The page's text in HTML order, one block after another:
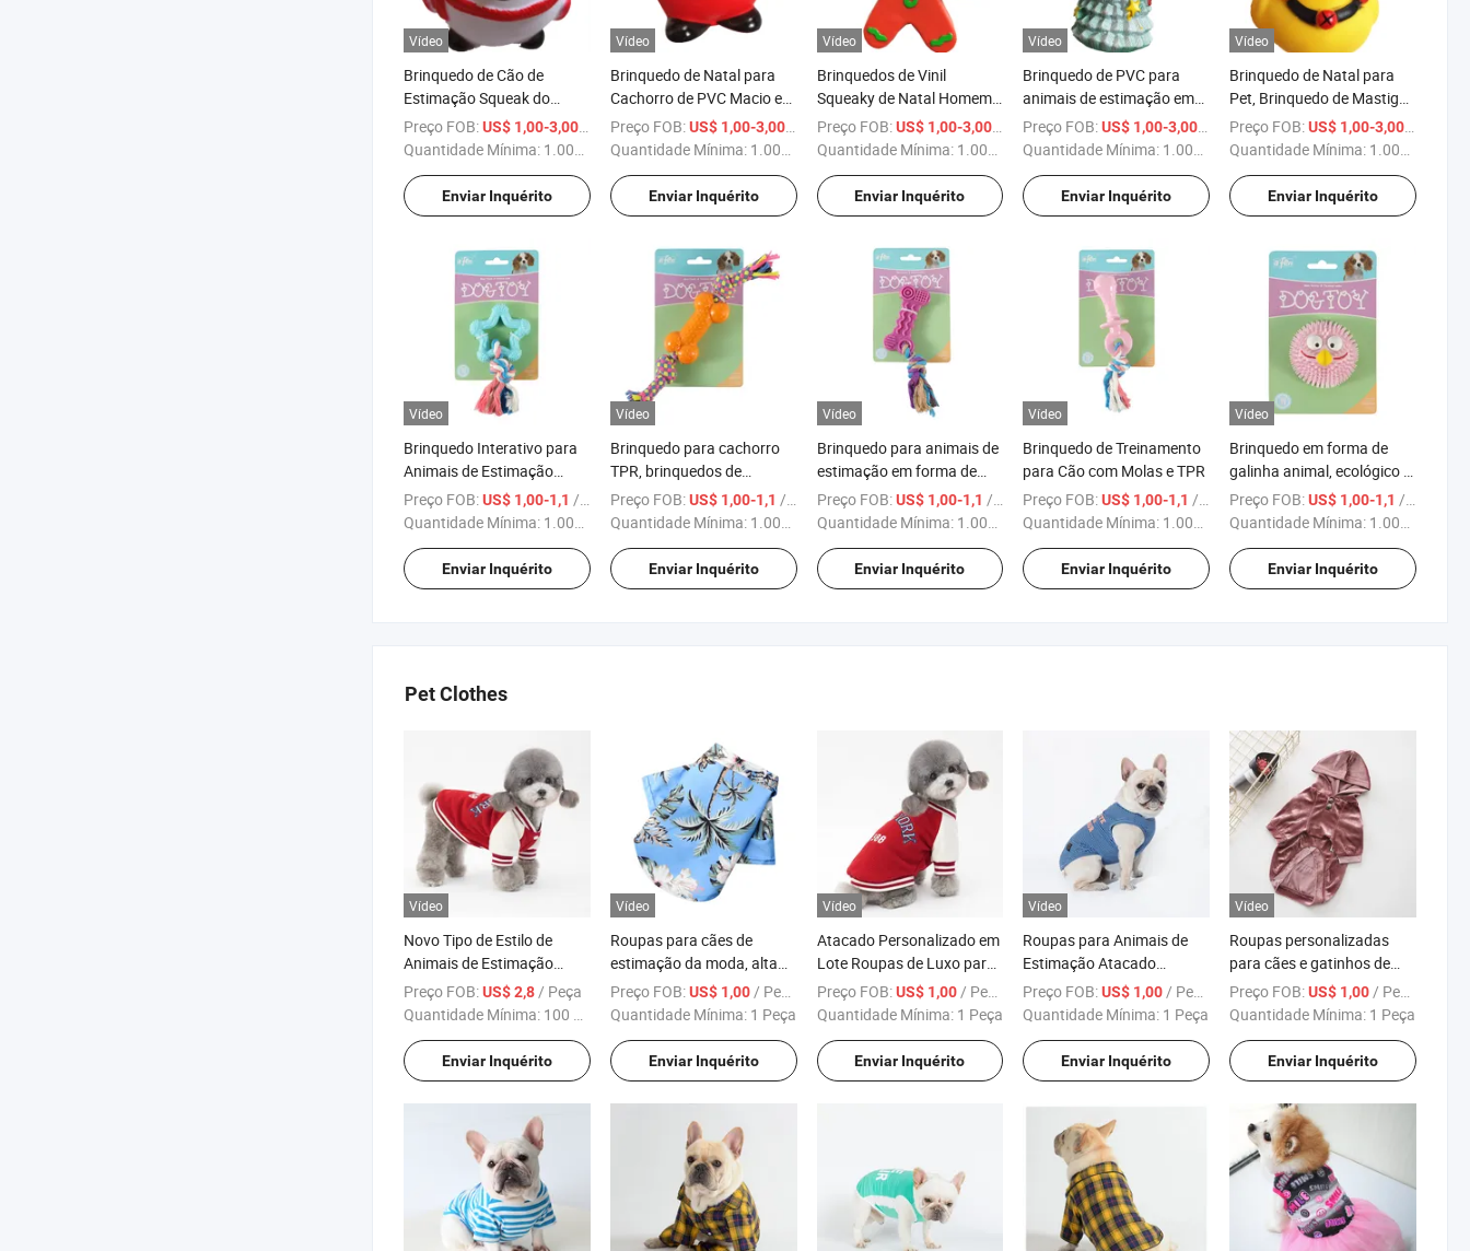
Vídeo
Brinquedo de Cão de
Estimação Squeak do
Papai Noel de Natal
Preço FOB:US$ 1,00-3,00 / Peça
Quantidade Mínima: 1.000 Peças
Enviar Inquérito
Vídeo
Brinquedo de Natal para
Cachorro de PVC Macio e
Squeaky
Preço FOB:US$ 1,00-3,00/ Peça
Quantidade Mínima: 1.000 Peças
Enviar Inquérito
Vídeo
Brinquedos de Vinil
Squeaky de Natal Homem
de Gengibre
Preço FOB:US$ 1,00-3,00/ Peça
Quantidade Mínima: 1.000 Peças
Enviar Inquérito
Vídeo
Brinquedo de PVC para
animais de estimação em
forma de árvore de Natal
com som de guizo
Preço FOB:US$ 1,00-3,00 / Peça
Quantidade Mínima: 1.000 Peças
Enviar Inquérito
Vídeo
Brinquedo de Natal para
Pet, Brinquedo de Mastigar
para Cachorro, Pato
Amarelo
Preço FOB:US$ 1,00-3,00 / Peça
Quantidade Mínima: 1.000 Peças
Enviar Inquérito
Vídeo
Brinquedo Interativo para
Animais de Estimação
Brinquedos de TPR
Preço FOB:US$ 1,00-1,1 / Peça
Quantidade Mínima: 1.000 Peças
Enviar Inquérito
Vídeo
Brinquedo para cachorro
TPR, brinquedos de
mastigar para filhotes
Preço FOB:US$ 1,00-1,1 / Peça
Quantidade Mínima: 1.000 Peças
Enviar Inquérito
Vídeo
Brinquedo para animais de
estimação em forma de
osso feito de borracha
natural, silicone, plástico,
Preço FOB:US$ 1,00-1,1 / Peça
Quantidade Mínima: 1.000 Peças
Enviar Inquérito
Vídeo
Brinquedo de Treinamento
para Cão com Molas e TPR
Preço FOB:US$ 1,00-1,1 / Peça
Quantidade Mínima: 1.000 Peças
Enviar Inquérito
Vídeo
Brinquedo em forma de
galinha animal, ecológico e
vendido por atacado
Preço FOB:US$ 1,00-1,1 / Peça
Quantidade Mínima: 1.000 Peças
Enviar Inquérito
Pet Clothes
Vídeo
Novo Tipo de Estilo de
Animais de Estimação
Roupas de Primavera
Verão Vestido de Algodão
Preço FOB:US$ 2,8/ Peça
Quantidade Mínima: 100 Peças
Enviar Inquérito
Vídeo
Roupas para cães de
estimação da moda, alta
qualidade, preço de fábrica,
Yorkshire
Preço FOB:US$ 1,00/ Peça
Quantidade Mínima: 1 Peça
Enviar Inquérito
Vídeo
Atacado Personalizado em
Lote Roupas de Luxo para
Cães e Animais de
Estimação
Preço FOB:US$ 1,00/ Peça
Quantidade Mínima: 1 Peça
Enviar Inquérito
Vídeo
Roupas para Animais de
Estimação Atacado
Personalizar Natal Casaco
Bonito para Cachorro
Preço FOB:US$ 1,00 / Peça
Quantidade Mínima: 1 Peça
Enviar Inquérito
Vídeo
Roupas personalizadas
para cães e gatinhos de
outono e primavera
Preço FOB:US$ 1,00/ Peça
Quantidade Mínima: 1 Peça
Enviar Inquérito